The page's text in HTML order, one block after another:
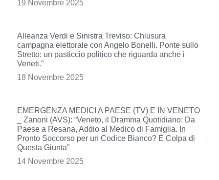
19 Novembre 2025
Alleanza Verdi e Sinistra Treviso: Chiusura
campagna elettorale con Angelo Bonelli. Ponte sullo
Stretto: un pasticcio politico che riguarda anche i
Veneti.”
18 Novembre 2025
EMERGENZA MEDICI A PAESE (TV) E IN VENETO
_ Zanoni (AVS): “Veneto, il Dramma Quotidiano: Da
Paese a Resana, Addio al Medico di Famiglia. In
Pronto Soccorso per un Codice Bianco? È Colpa di
Questa Giunta”
14 Novembre 2025